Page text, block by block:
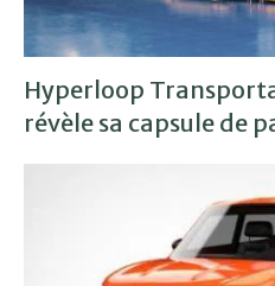
Hyperloop
révèle sa capsule de